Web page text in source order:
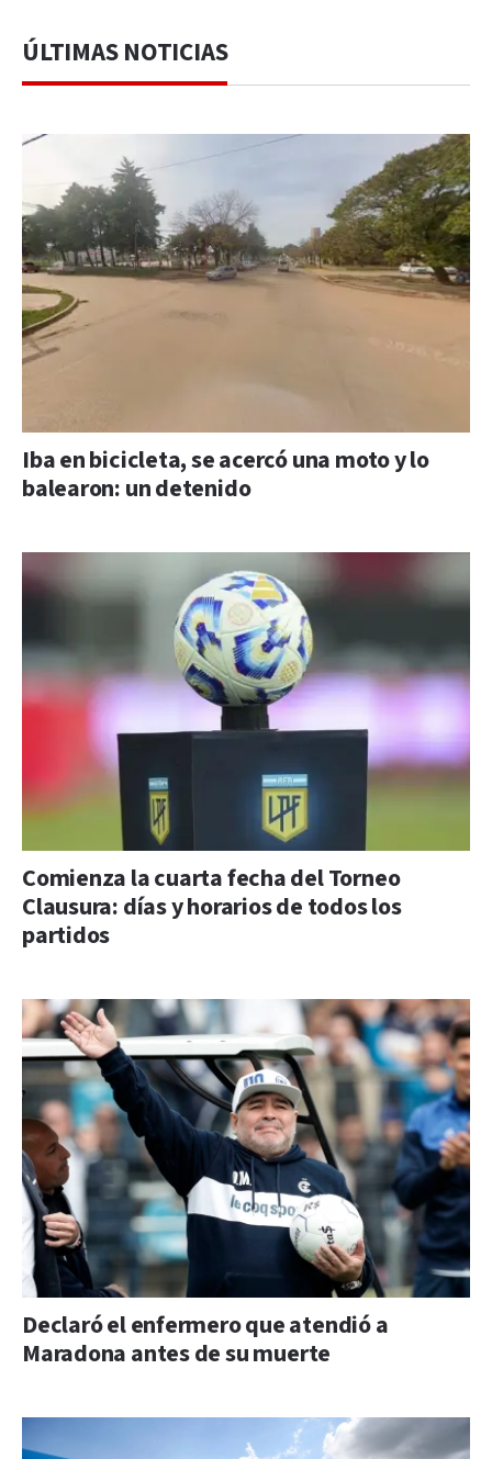
ÚLTIMAS NOTICIAS
Iba en bicicleta, se acercó una moto y lo
balearon: un detenido
Comienza la cuarta fecha del Torneo
Clausura: días y horarios de todos los
partidos
Declaró el enfermero que atendió a
Maradona antes de su muerte